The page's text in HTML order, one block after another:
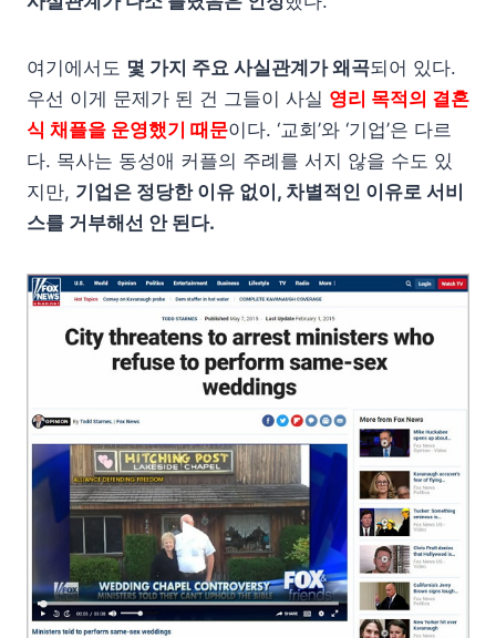
여기에서도 몇 가지 주요 사실관계가 왜곡되어 있다.
우선 이게 문제가 된 건 그들이 사실 영리 목적의 결혼
식 채플을 운영했기 때문이다. ‘교회’와 ‘기업’은 다르
다. 목사는 동성애 커플의 주례를 서지 않을 수도 있
지만, 기업은 정당한 이유 없이, 차별적인 이유로 서비
스를 거부해선 안 된다.